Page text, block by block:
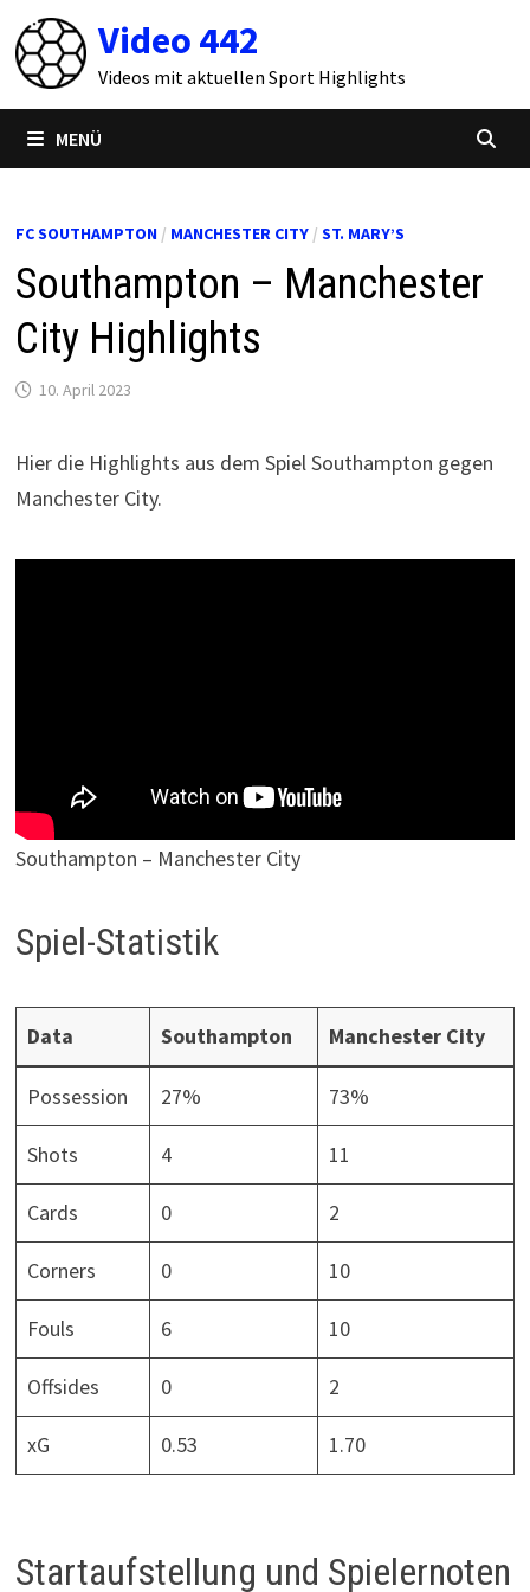
Zum
Inhalt
springen
Video 442
Videos mit aktuellen Sport Highlights
MENÜ
FC SOUTHAMPTON/ MANCHESTER CITY/ ST. MARY’S
Southampton – Manchester
City Highlights
10. April 2023
Hier die Highlights aus dem Spiel Southampton gegen
Manchester City.
Southampton – Manchester City
Spiel-Statistik
Data Southampton Manchester City
Possession 27% 73%
Shots 4 11
Cards 0 2
Corners 0 10
Fouls 6 10
Offsides 0 2
xG 0.53 1.70
Startaufstellung und Spielernoten